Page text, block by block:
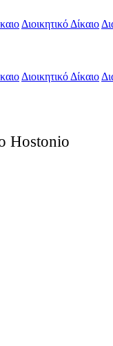
Διοικητικό Δίκαιο
Διοικητικό Δίκαιο
Hostonio